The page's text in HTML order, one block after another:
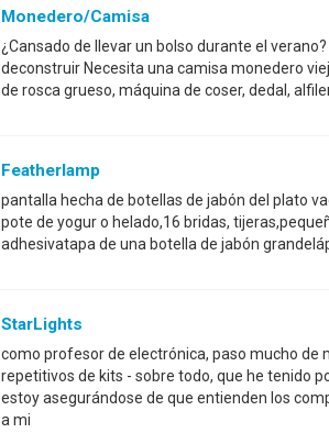
Monedero/camisa
¿Cansado de llevar un bolso durante el
deconstruir Necesita una camisa monedero
de rosca grueso, máquina de coser, dedal,
Featherlamp
pantalla hecha de botellas de jabón del plato
pote de yogur o helado,16 bridas,
adhesivatapa de una botella de jabón
StarLights
como profesor de electrónica, paso mucho de
repetitivos de kits - sobre todo, que he tenido
estoy asegurándose de que entienden los
a mi